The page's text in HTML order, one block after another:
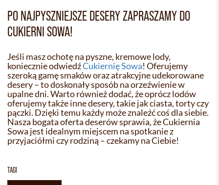
PO NAJPYSZNIEJSZE DESERY ZAPRASZAMY DO
CUKIERNI SOWA!
Jeśli masz ochotę na pyszne, kremowe lody,
koniecznie odwiedźCukiernię Sowa! Oferujemy
szeroką gamę smaków oraz atrakcyjne udekorowane
desery – to doskonały sposób na orzeźwienie w
upalne dni. Warto również dodać, że oprócz lodów
oferujemy także inne desery, takie jak ciasta, torty czy
pączki. Dzięki temu każdy może znaleźć coś dla siebie.
Nasza bogata oferta deserów sprawia, że Cukiernia
Sowa jest idealnym miejscem na spotkanie z
przyjaciółmi czy rodziną – czekamy na Ciebie!
TAGI